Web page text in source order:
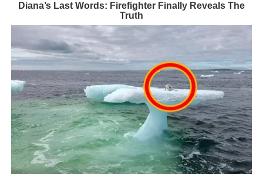
Diana’s Last Words: Firefighter Finally Reveals The
Truth